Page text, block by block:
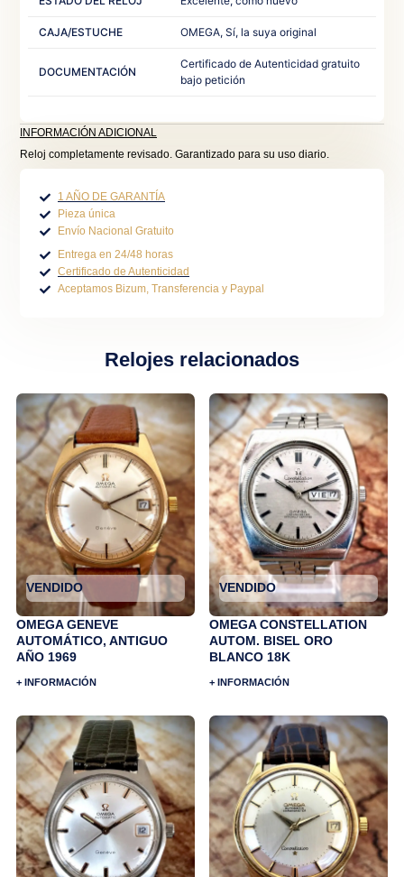
CAJA/ESTUCHE OMEGA, Sí, la suya original
DOCUMENTACIÓN
Certificado de Autenticidad gratuito
bajo petición
INFORMACIÓN ADICIONAL
Reloj completamente revisado. Garantizado para su uso diario.
1 AÑO DE GARANTÍA
Pieza única
Envío Nacional Gratuito
Entrega en 24/48 horas
Certificado de Autenticidad
Aceptamos Bizum, Transferencia y Paypal
Relojes relacionados
VENDIDO
OMEGA GENEVE
AUTOMÁTICO, ANTIGUO
AÑO 1969
+ INFORMACIÓN
VENDIDO
OMEGA CONSTELLATION
AUTOM. BISEL ORO
BLANCO 18K
+ INFORMACIÓN